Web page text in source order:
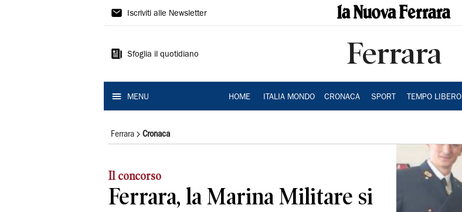
La
Ferrara
Iscriviti alle Newsletter
Sfoglia il quotidiano Ferrara
MENU HOME ITALIA MONDO CRONACA SPORT TEMPO LIBERO
Ferrara Cronaca
Il concorso
Ferrara, la Marina Militare si